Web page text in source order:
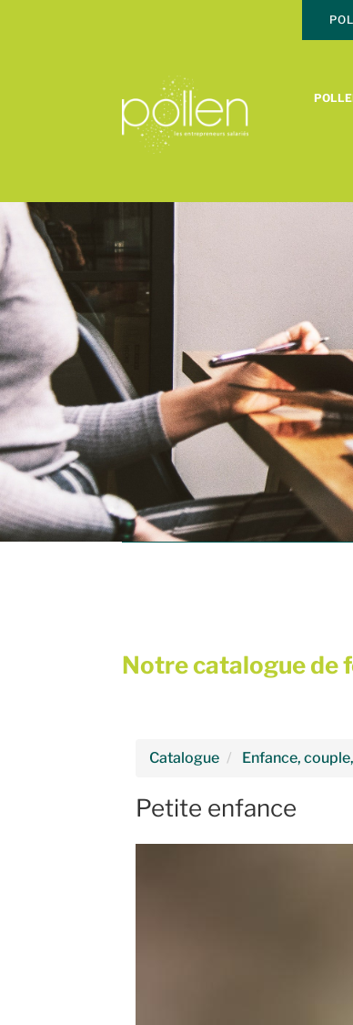
Notre catalogue de
Catalogue Enfance,
Petite enfance